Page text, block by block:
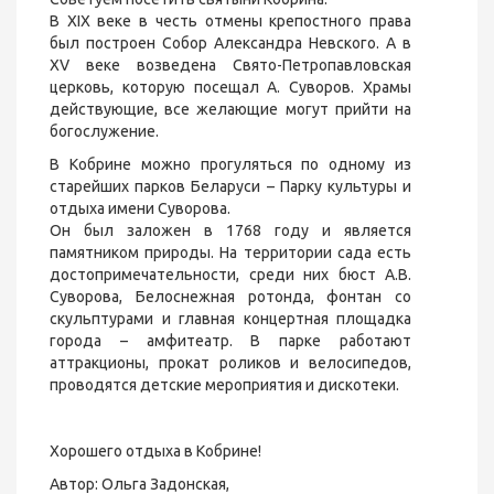
В XIX веке в честь отмены крепостного права
был построен Собор Александра Невского. А в
XV веке возведена Свято-Петропавловская
церковь, которую посещал А. Суворов. Храмы
действующие, все желающие могут прийти на
богослужение.
В Кобрине можно прогуляться по одному из
старейших парков Беларуси – Парку культуры и
отдыха имени Суворова.
Он был заложен в 1768 году и является
памятником природы. На территории сада есть
достопримечательности, среди них бюст А.В.
Суворова, Белоснежная ротонда, фонтан со
скульптурами и главная концертная площадка
города – амфитеатр. В парке работают
аттракционы, прокат роликов и велосипедов,
проводятся детские мероприятия и дискотеки.
Хорошего отдыха в Кобрине!
Автор: Ольга Задонская,